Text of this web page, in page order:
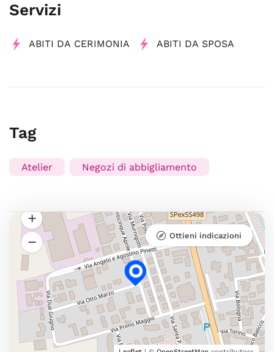
Servizi
ABITI DA CERIMONIA ABITI DA SPOSA
Tag
Atelier Negozi di abbigliamento
Ottieni indicazioni